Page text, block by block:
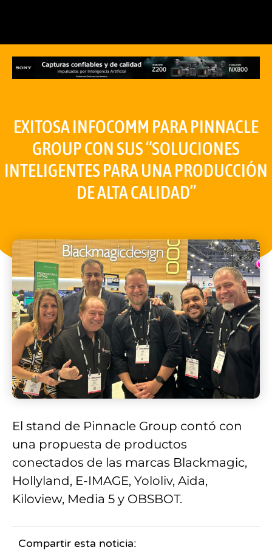
EXITOSA INFOCOMM PARA PINNACLE
GROUP CON SUS “SOLUCIONES
INTELIGENTES PARA UNA PRODUCCIÓN
DE ALTA CALIDAD”
El stand de Pinnacle Group contó con
una propuesta de productos
conectados de las marcas Blackmagic,
Hollyland, E-IMAGE, Yololiv, Aida,
Kiloview, Media 5 y OBSBOT.
Compartir esta noticia: